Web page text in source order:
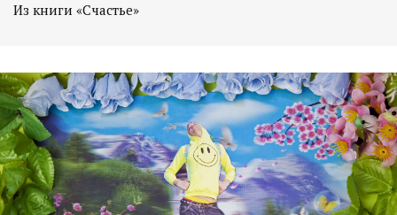
Из книги «Счастье»